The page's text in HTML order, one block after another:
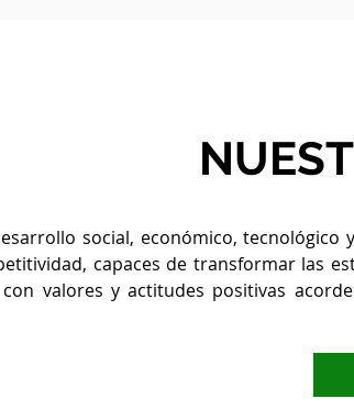
social, económico,
capaces de transformar las
con valores y actitudes positivas